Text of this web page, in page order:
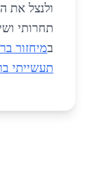
ולנצל את
תחרותי
במיחזור
תעשייתי